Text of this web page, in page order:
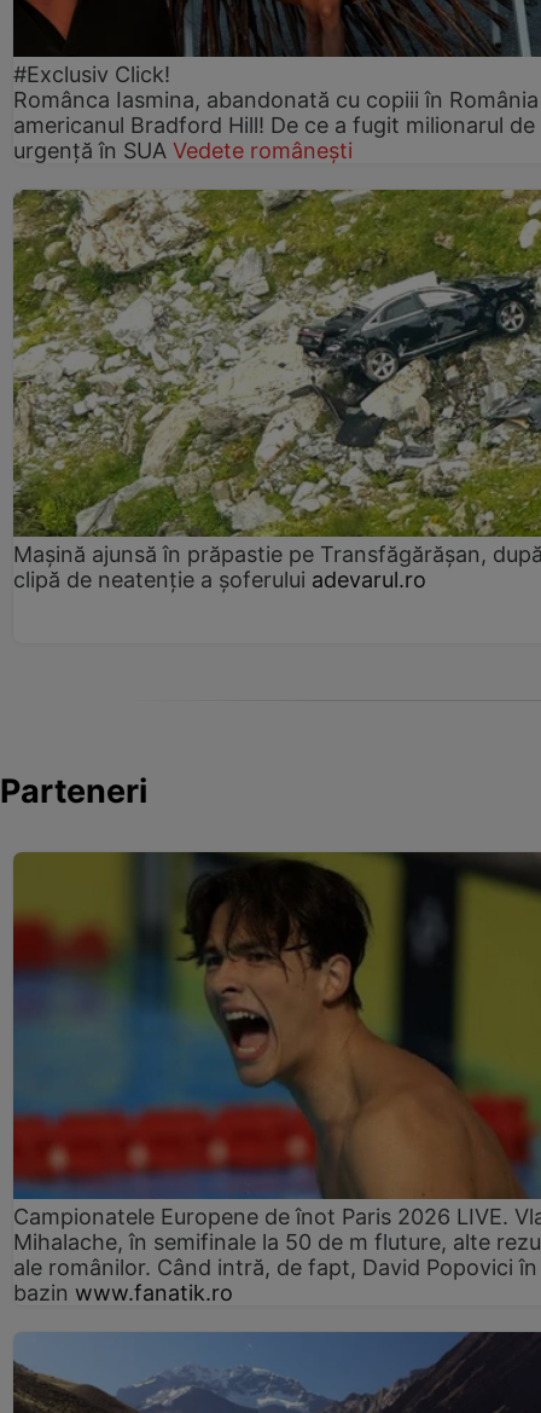
#Exclusiv Click!
Românca Iasmina, abandonată cu copiii în
americanul Bradford Hill! De ce a fugit milionarul de
urgență în SUA Vedete românești
Mașină ajunsă în prăpastie pe Transfăgărășan,
clipă de neatenție a șoferului adevarul.ro
Parteneri
Campionatele Europene de înot Paris 2026 LIVE.
Mihalache, în semifinale la 50 de m fluture, alte
ale românilor. Când intră, de fapt, David Popovici în
bazin www.fanatik.ro